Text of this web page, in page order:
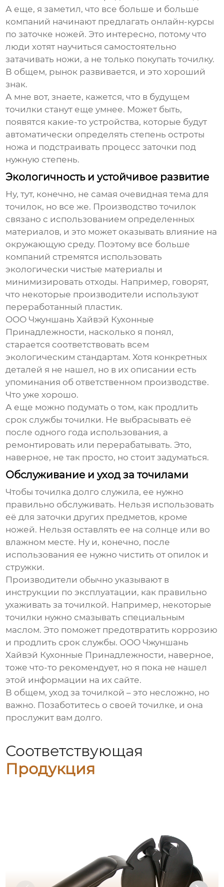
А еще, я заметил, что все больше и больше
компаний начинают предлагать онлайн-курсы
по заточке ножей. Это интересно, потому что
люди хотят научиться самостоятельно
затачивать ножи, а не только покупать точилку.
В общем, рынок развивается, и это хороший
знак.
А мне вот, знаете, кажется, что в будущем
точилки станут еще умнее. Может быть,
появятся какие-то устройства, которые будут
автоматически определять степень остроты
ножа и подстраивать процесс заточки под
нужную степень.
Экологичность и устойчивое развитие
Ну, тут, конечно, не самая очевидная тема для
точилок, но все же. Производство точилок
связано с использованием определенных
материалов, и это может оказывать влияние на
окружающую среду. Поэтому все больше
компаний стремятся использовать
экологически чистые материалы и
минимизировать отходы. Например, говорят,
что некоторые производители используют
переработанный пластик.
ООО Чжуншань Хайвэй Кухонные
Принадлежности, насколько я понял,
старается соответствовать всем
экологическим стандартам. Хотя конкретных
деталей я не нашел, но в их описании есть
упоминания об ответственном производстве.
Что уже хорошо.
А еще можно подумать о том, как продлить
срок службы точилки. Не выбрасывать её
после одного года использования, а
ремонтировать или перерабатывать. Это,
наверное, не так просто, но стоит задуматься.
Обслуживание и уход за точилами
Чтобы точилка долго служила, ее нужно
правильно обслуживать. Нельзя использовать
её для заточки других предметов, кроме
ножей. Нельзя оставлять ее на солнце или во
влажном месте. Ну и, конечно, после
использования ее нужно чистить от опилок и
стружки.
Производители обычно указывают в
инструкции по эксплуатации, как правильно
ухаживать за точилкой. Например, некоторые
точилки нужно смазывать специальным
маслом. Это поможет предотвратить коррозию
и продлить срок службы. ООО Чжуншань
Хайвэй Кухонные Принадлежности, наверное,
тоже что-то рекомендует, но я пока не нашел
этой информации на их сайте.
В общем, уход за точилкой – это несложно, но
важно. Позаботитесь о своей точилке, и она
прослужит вам долго.
Соответствующая
Продукция